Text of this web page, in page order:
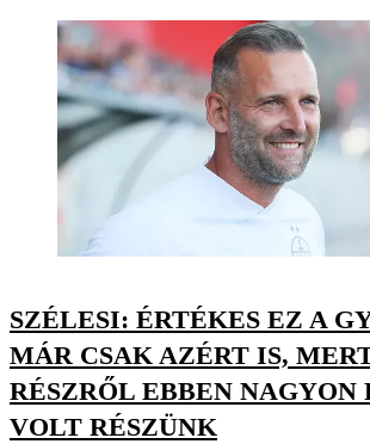
SZÉLESI: ÉRTÉKES EZ A
MÁR CSAK AZÉRT IS,
RÉSZRŐL EBBEN NAGYON
VOLT RÉSZÜNK